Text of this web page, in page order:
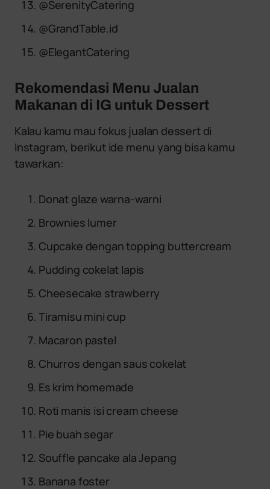
@SerenityCatering
@GrandTable.id
@ElegantCatering
Rekomendasi Menu Jualan
Makanan di IG untuk Dessert
Kalau kamu mau fokus jualan dessert di
Instagram, berikut ide menu yang bisa kamu
tawarkan:
Donat glaze warna-warni
Brownies lumer
Cupcake dengan topping buttercream
Pudding cokelat lapis
Cheesecake strawberry
Tiramisu mini cup
Macaron pastel
Churros dengan saus cokelat
Es krim homemade
Roti manis isi cream cheese
Pie buah segar
Souffle pancake ala Jepang
Banana foster